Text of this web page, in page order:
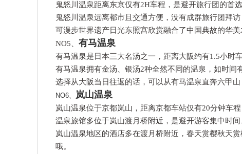
鬼怒川温泉距离东京仅有2H车程，是避开旅行团的首选
鬼怒川温泉远离都市且交通方便，没有成群旅行团拜
可漫步世界遗产日光东照宫欣赏融合了中国典故的华
NO5、 有马温泉
有马温泉是日本三大名汤之一，距离大阪约有1.5小时车
有马温泉拥有金汤、银汤2种全然不同的温泉，如时间
选择从大阪当日往返的话，可以从有马温泉直奔六甲
NO6、 岚山温泉
岚山温泉位于京都岚山，距离京都车站仅有20分钟车程
温泉旅馆多位于岚山渡月桥附近，是避开游客集中时
岚山温泉地区的酒店多在渡月桥附近，春天赏樱秋天
哦。